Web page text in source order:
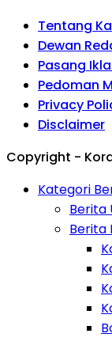
Tentang
Dewan
Pasang
Pedoman
Privacy
Disclaimer
Copyright -
Kategori
Berita
Berita